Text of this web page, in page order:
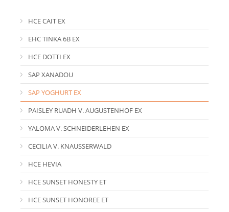
HCE CAIT EX
EHC TINKA 6B EX
HCE DOTTI EX
SAP XANADOU
SAP YOGHURT EX
PAISLEY RUADH V. AUGUSTENHOF EX
YALOMA V. SCHNEIDERLEHEN EX
CECILIA V. KNAUSSERWALD
HCE HEVIA
HCE SUNSET HONESTY ET
HCE SUNSET HONOREE ET